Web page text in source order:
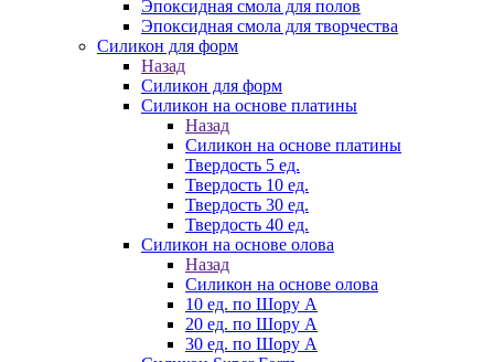
Эпоксидная смола для полов
Эпоксидная смола для творчества
Силикон для форм
Назад
Силикон для форм
Силикон на основе платины
Назад
Силикон на основе платины
Твердость 5 ед.
Твердость 10 ед.
Твердость 30 ед.
Твердость 40 ед.
Силикон на основе олова
Назад
Силикон на основе олова
10 ед. по Шору А
20 ед. по Шору А
30 ед. по Шору А